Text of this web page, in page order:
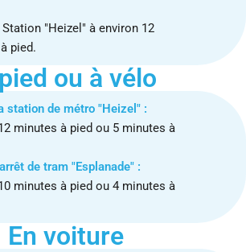
Station "Heizel" à environ 12
pied.
ou à vélo
station de métro "Heizel" :
minutes à pied ou 5 minutes à
de tram "Esplanade" :
minutes à pied ou 4 minutes à
En voiture